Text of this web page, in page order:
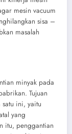
mesin vacuum
sisa –
masalah
minyak pada
Tujuan
ini, yaitu
yang
itu, penggantian